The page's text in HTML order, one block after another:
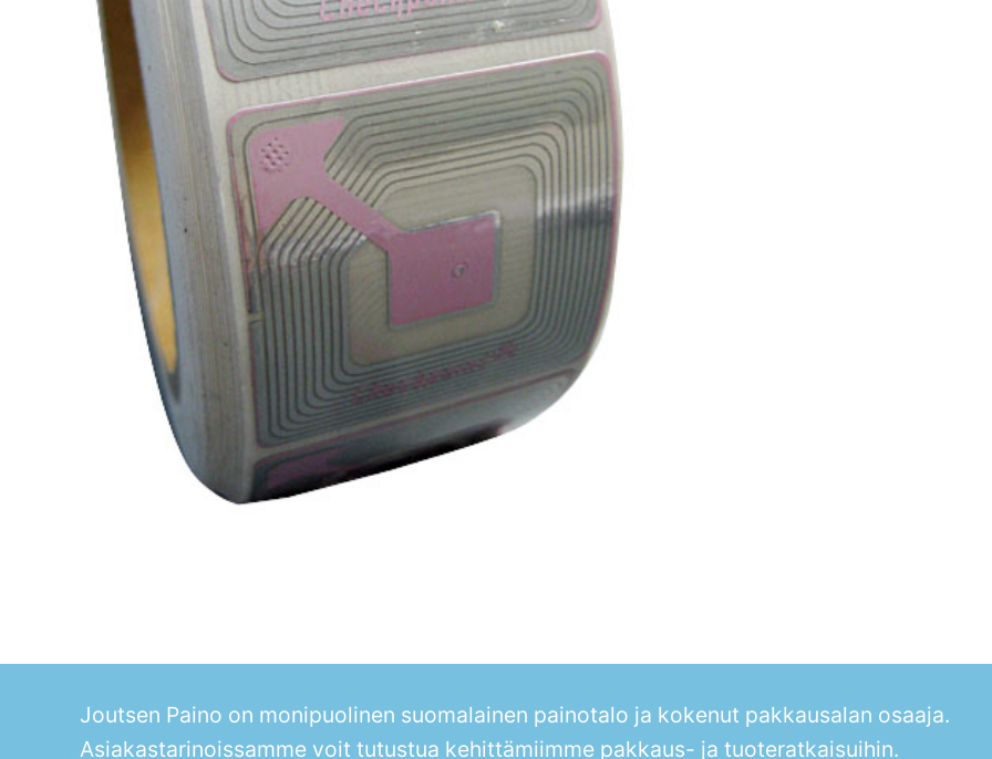
Joutsen Paino on monipuolinen suomalainen painotalo ja kokenut pakkausalan osaaja.
Asiakastarinoissamme voit tutustua kehittämiimme pakkaus- ja tuoteratkaisuihin.